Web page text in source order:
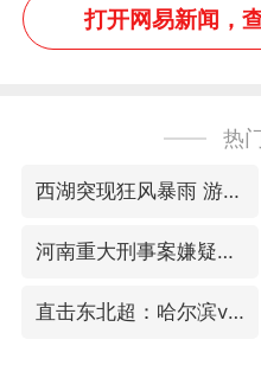
打开网易新闻，
热
西湖突现狂风暴雨 游客瞬间被浇透
河南重大刑事案嫌疑人落网
直击东北超：哈尔滨vs通辽